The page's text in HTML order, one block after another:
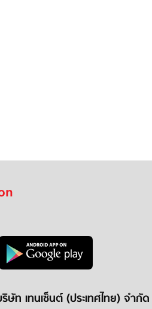
ษัท เทนเซ็นต์ (ประเทศไทย) จำกัด